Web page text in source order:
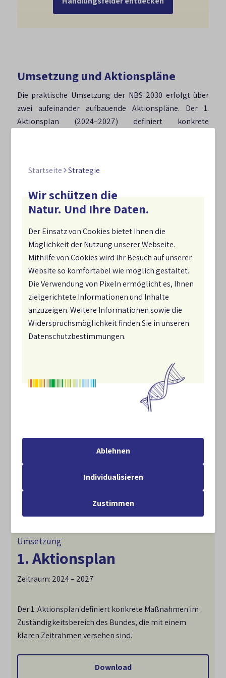
Startseite Strategie
Wir schützen die
Natur. Und Ihre Daten.
Der Einsatz von Cookies bietet Ihnen die
Möglichkeit der Nutzung unserer Webseite.
Mithilfe von Cookies wird Ihr Besuch auf unserer
Website so komfortabel wie möglich gestaltet.
Die Verwendung von Pixeln ermöglicht es, Ihnen
zielgerichtete Informationen und Inhalte
anzuzeigen. Weitere Informationen sowie die
Widerspruchsmöglichkeit finden Sie in unseren
Datenschutzbestimmungen.
Ablehnen
Individualisieren
Zustimmen
Umsetzung und Aktionspläne
Die praktische Umsetzung der NBS 2030 erfolgt über
zwei aufeinander aufbauende Aktionspläne. Der 1.
Aktionsplan (2024–2027) definiert konkrete
2. Aktionsplan (2027–2030) erarbeitet werden wird.
Die NBS-Geschäftsstelle unterstützt die Umsetzung
dokumentiert den Fortschritt bei der Zielerreichung
und bei der Umsetzung der Maßnahmen.
Umsetzung
1. Aktionsplan
Zeitraum: 2024 – 2027
Der 1. Aktionsplan definiert konkrete Maßnahmen im
Zuständigkeitsbereich des Bundes, die mit einem
klaren Zeitrahmen versehen sind.
Download